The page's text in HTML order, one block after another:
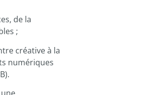
de la
;
créative à la
numériques